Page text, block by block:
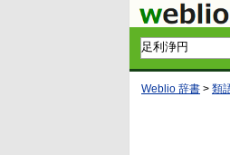
Weblio 辞書 > 類